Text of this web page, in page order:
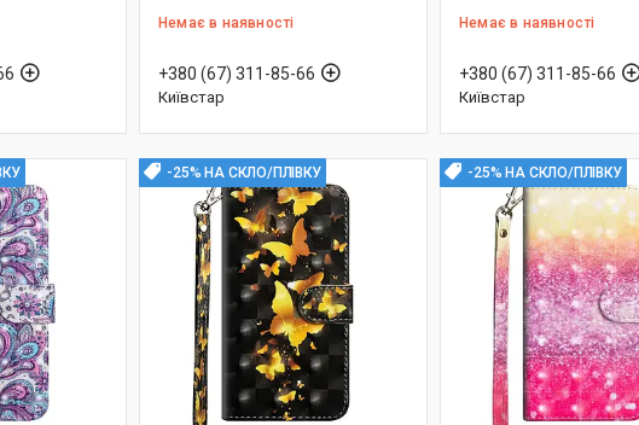
Немає в наявності
+380 (67) 311-85-66
Київстар
Немає в наявності
+380 (67) 311-85-66
Київстар
-25% НА СКЛО/ПЛІВКУ -25% НА СКЛО/ПЛІВКУ